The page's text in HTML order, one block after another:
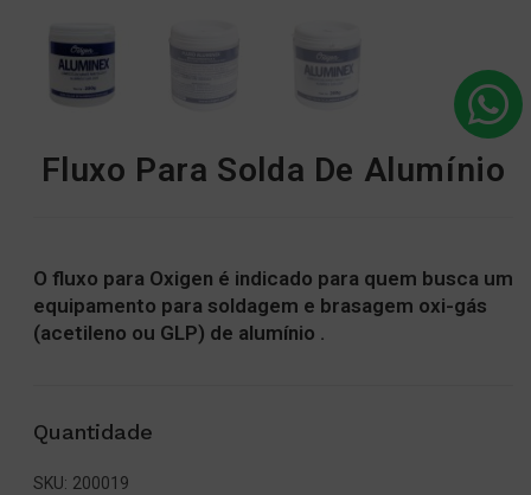
Fluxo Para Solda De Alumínio
O fluxo para Oxigen é indicado para quem busca um
equipamento para soldagem e brasagem oxi-gás
(acetileno ou GLP) de alumínio .
Quantidade
SKU: 200019